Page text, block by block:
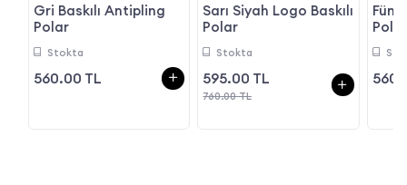
Gri Baskılı Antipling
Polar
Stokta
560.00 TL
Sarı Siyah Logo Baskılı
Polar
Stokta
595.00 TL
760.00 TL
Polar